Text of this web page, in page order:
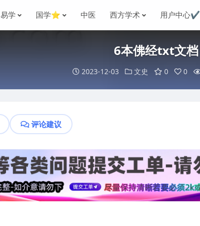
易学 国学⭐ 中医 西方学术 用户中心✔️
6本佛经txt文档
2023-12-03 文史 0 0
评论建议